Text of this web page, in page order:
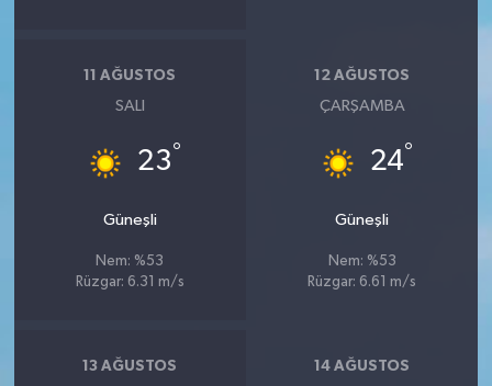
11 AĞUSTOS
SALI
23°
Güneşli
Nem: %53
Rüzgar: 6.31 m/s
12 AĞUSTOS
ÇARŞAMBA
24°
Güneşli
Nem: %53
Rüzgar: 6.61 m/s
13 AĞUSTOS 14 AĞUSTOS